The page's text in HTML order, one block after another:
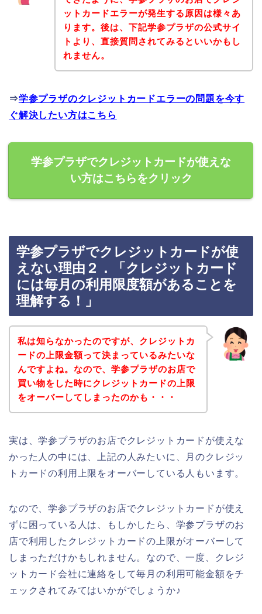
ットカードエラーが発生する原因は様々あ
ります。後は、下記学参プラザの公式サイ
トより、直接質問されてみるといいかもし
れません。
⇒学参プラザのクレジットカードエラーの問題を今す
ぐ解決したい方はこちら
学参プラザでクレジットカードが使えな
い方はこちらをクリック
学参プラザでクレジットカードが使
えない理由２．「クレジットカード
には毎月の利用限度額があることを
理解する！」
私は知らなかったのですが、クレジットカ
ードの上限金額って決まっているみたいな
んですよね。なので、学参プラザのお店で
買い物をした時にクレジットカードの上限
をオーバーしてしまったのかも・・・
実は、学参プラザのお店でクレジットカードが使えな
かった人の中には、上記の人みたいに、月のクレジッ
トカードの利用上限をオーバーしている人もいます。
なので、学参プラザのお店でクレジットカードが使え
ずに困っている人は、もしかしたら、学参プラザのお
店で利用したクレジットカードの上限がオーバーして
しまっただけかもしれません。なので、一度、クレジ
ットカード会社に連絡をして毎月の利用可能金額をチ
ェックされてみてはいかがでしょうか♪